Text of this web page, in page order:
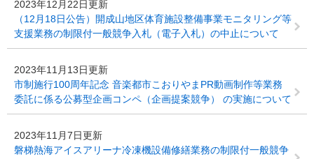
2023年12月22日更新
（12月18日公告）開成山地区体育施設整備事業モニタリング等
支援業務の制限付一般競争入札（電子入札）の中止について
2023年11月13日更新
市制施行100周年記念 音楽都市こおりやまPR動画制作等業務
委託に係る公募型企画コンペ（企画提案競争） の実施について
2023年11月7日更新
磐梯熱海アイスアリーナ冷凍機設備修繕業務の制限付一般競争